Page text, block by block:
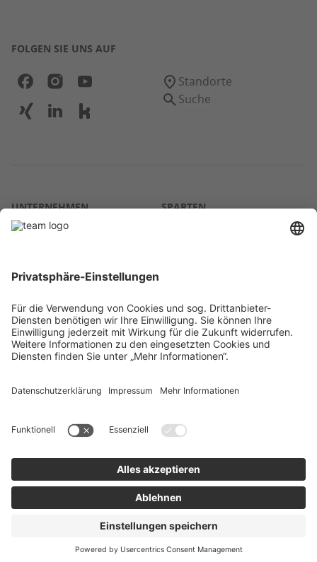
FOLGEN SIE UNS AUF
Standorte
Suche
UNTERNEHMEN
Über uns
Karriere
Kontakt
SPARTEN
RECHTLICHES
Lieferkette
Barrierefreiheitserklärung
Code of Conduct